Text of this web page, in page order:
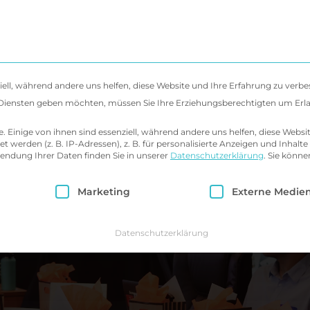
Diagnostik & Behandlung Seminare
während andere uns helfen, diese Website und Ihre Erfahrung zu
geben möchten, müssen Sie Ihre Erziehungsberechtigten um
von ihnen sind essenziell, während andere uns helfen, diese
werden (z. B. IP-Adressen), z. B. für personalisierte Anzeigen und
Ihrer Daten finden Sie in unserer Datenschutzerklärung. Sie
eine Einwilligung erteilt werden kann. Die
Marketing Externe
Datenschutzerklärung